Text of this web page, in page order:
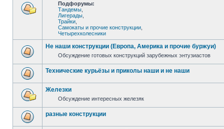
Подфорумы:
Тандемы
Лигерады
Трайки
Самокаты и прочие конструкции
Четырехколесники
Не наши конструкции (Европа, Америка и прочие буржуи)
Обсуждение готовых конструкций зарубежных энтузиастов
Технические курьёзы и приколы наши и не наши
Железки
Обсуждение интересных железяк
разные конструкции